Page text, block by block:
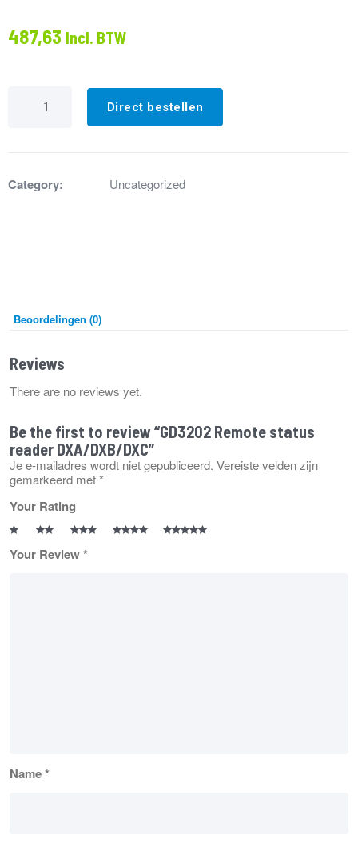
487,63 Incl. BTW
Remote
Direct bestellen
Category: Uncategorized
Beoordelingen (0)
Reviews
There are no reviews yet.
Be the first to review “GD3202 Remote status
reader DXA/DXB/DXC”
Je e-mailadres wordt niet gepubliceerd. Vereiste velden zijn
gemarkeerd met*
Your Rating
Your Review*
Name*